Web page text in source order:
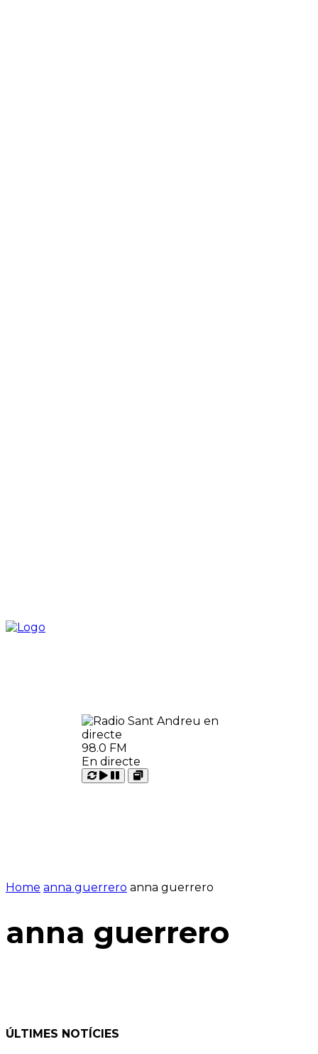
98.0 FM
En directe
Carregant
Reproduir
Pausar
Open
Home anna guerrero anna guerrero
anna guerrero
ÚLTIMES NOTÍCIES